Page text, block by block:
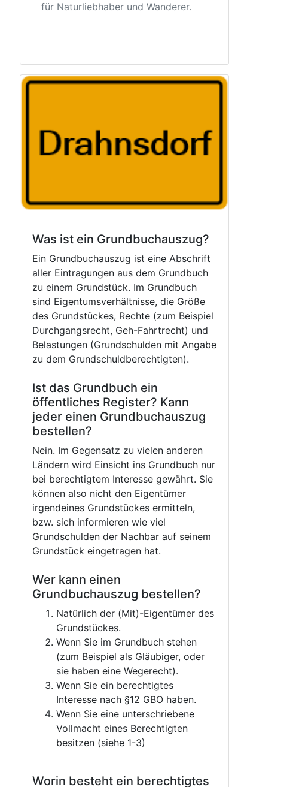
für Naturliebhaber und Wanderer.
Was ist ein Grundbuchauszug?
Ein Grundbuchauszug ist eine Abschrift
aller Eintragungen aus dem Grundbuch
zu einem Grundstück. Im Grundbuch
sind Eigentumsverhältnisse, die Größe
des Grundstückes, Rechte (zum Beispiel
Durchgangsrecht, Geh-Fahrtrecht) und
Belastungen (Grundschulden mit Angabe
zu dem Grundschuldberechtigten).
Ist das Grundbuch ein
öffentliches Register? Kann
jeder einen Grundbuchauszug
bestellen?
Nein. Im Gegensatz zu vielen anderen
Ländern wird Einsicht ins Grundbuch nur
bei berechtigtem Interesse gewährt. Sie
können also nicht den Eigentümer
irgendeines Grundstückes ermitteln,
bzw. sich informieren wie viel
Grundschulden der Nachbar auf seinem
Grundstück eingetragen hat.
Wer kann einen
Grundbuchauszug bestellen?
Natürlich der (Mit)-Eigentümer des
Grundstückes.
Wenn Sie im Grundbuch stehen
(zum Beispiel als Gläubiger, oder
sie haben eine Wegerecht).
Wenn Sie ein berechtigtes
Interesse nach §12 GBO haben.
Wenn Sie eine unterschriebene
Vollmacht eines Berechtigten
besitzen (siehe 1-3)
Worin besteht ein berechtigtes